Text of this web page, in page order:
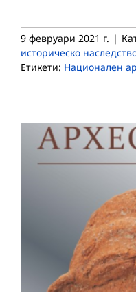
9 февруари 2021 г. |
историческо
Етикети: Национален